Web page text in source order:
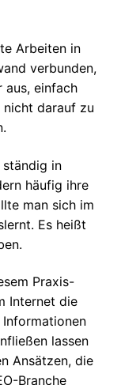
Arbeiten in
verbunden,
aus, einfach
nicht darauf zu
ständig in
häufig ihre
man sich im
Es heißt
Praxis-
Internet die
Informationen
lassen
Ansätzen, die
Branche